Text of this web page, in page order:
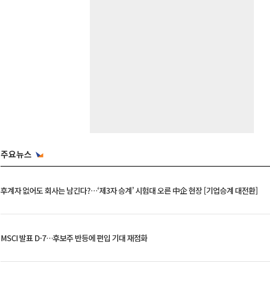
주요뉴스
후계자 없어도 회사는 남긴다?…‘제3자 승계’ 시험대 오른 中企 현장 [기업승계 대전환]
MSCI 발표 D-7…후보주 반등에 편입 기대 재점화